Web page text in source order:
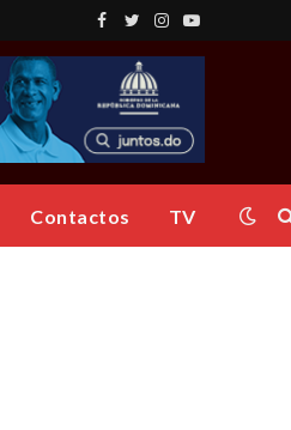
Facebook
TwitterInstagram
YouTube
Contactos TV